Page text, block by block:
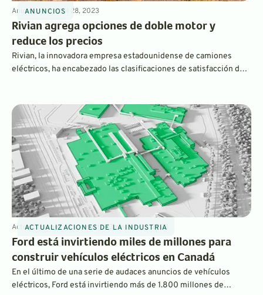
ANUNCIOS
Anuncios4minJul 28, 2023
Rivian agrega opciones de doble motor y
reduce los precios
Rivian, la innovadora empresa estadounidense de camiones
eléctricos, ha encabezado las clasificaciones de satisfacción de
entrada y reúnen los requisitos para recibir créditos tributarios
federales.
ACTUALIZACIONES DE LA INDUSTRIA
Actualizaciones de la industria min Jun 26, 2023
Ford está invirtiendo miles de millones para
construir vehículos eléctricos en Canadá
En el último de una serie de audaces anuncios de vehículos
eléctricos, Ford está invirtiendo más de 1.800 millones de